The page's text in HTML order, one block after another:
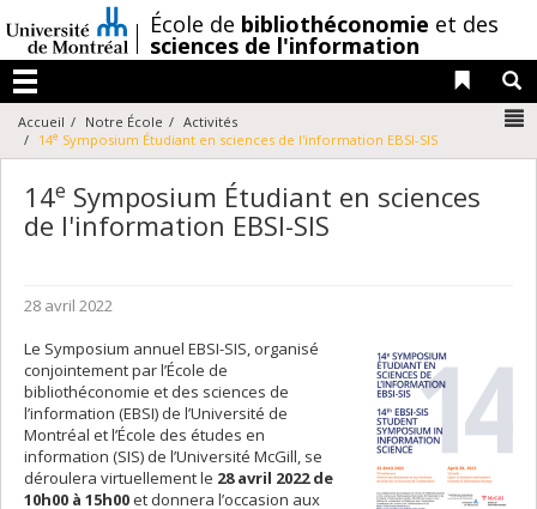
au
contenu
/École de bibliothéconomie et des
sciences de l'information
Menu
Liens
Accueil Notre École
Activités
14e Symposium Étudiant en sciences de l'information EBSI-SIS
14e Symposium Étudiant en sciences
de l'information EBSI-SIS
28 avril 2022
Le Symposium annuel EBSI-SIS, organisé
conjointement par l’École de
bibliothéconomie et des sciences de
l’information (EBSI) de l’Université de
Montréal et l’École des études en
information (SIS) de l’Université McGill, se
déroulera virtuellement le 28 avril 2022 de
10h00 à 15h00et donnera l’occasion aux